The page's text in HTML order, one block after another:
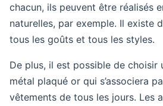
chacun, ils peuvent être réalisés
naturelles, par exemple. Il existe
tous les goûts et tous les styles.
De plus, il est possible de choisir
métal plaqué or qui s’associera
vêtements de tous les jours. Les